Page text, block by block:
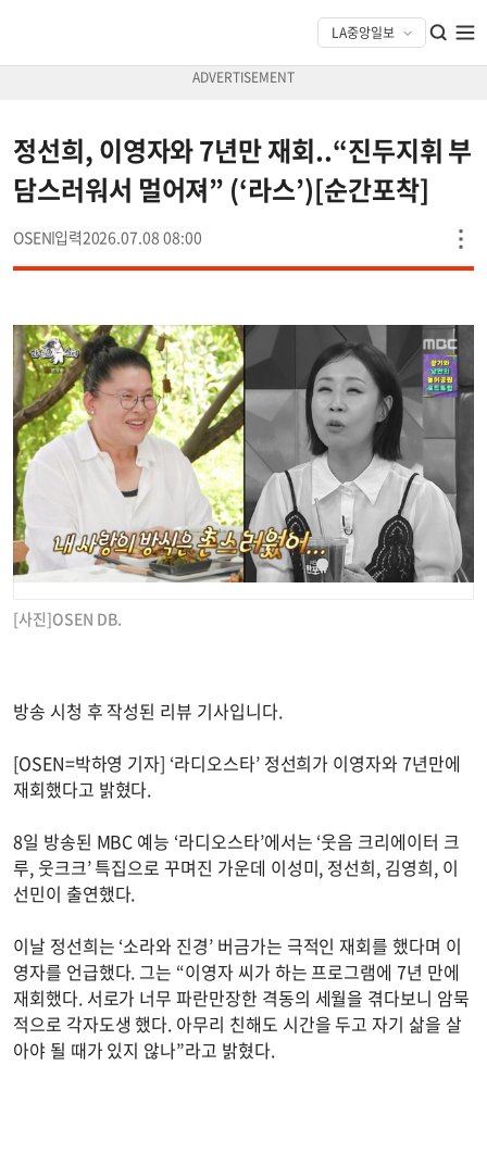
정선희, 이영자와 7년만 재회..“진두지휘 부
담스러워서 멀어져” (‘라스’)[순간포착]
OSEN 2026.07.08 08:00
[사진]OSEN DB.
방송 시청 후 작성된 리뷰 기사입니다.
[OSEN=박하영 기자] ‘라디오스타’ 정선희가 이영자와 7년만에
재회했다고 밝혔다.
8일 방송된 MBC 예능 ‘라디오스타’에서는 ‘웃음 크리에이터 크
루, 웃크크’ 특집으로 꾸며진 가운데 이성미, 정선희, 김영희, 이
선민이 출연했다.
이날 정선희는 ‘소라와 진경’ 버금가는 극적인 재회를 했다며 이
영자를 언급했다. 그는 “이영자 씨가 하는 프로그램에 7년 만에
재회했다. 서로가 너무 파란만장한 격동의 세월을 겪다보니 암묵
적으로 각자도생 했다. 아무리 친해도 시간을 두고 자기 삶을 살
아야 될 때가 있지 않나”라고 밝혔다.